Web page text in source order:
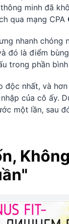
minh đã
qua mạng CPA
nhanh chóng
đó là điểm
trong phần bình
nhất, và
của cô ấy.
một lần, sau